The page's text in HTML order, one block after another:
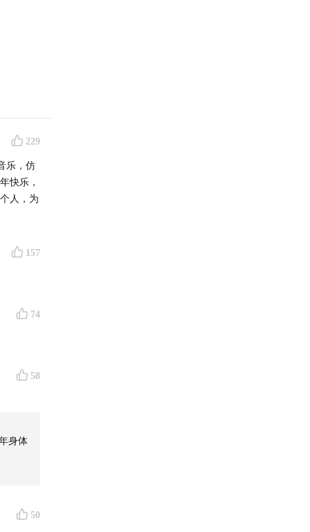
开始
229
乐，仿
快乐，
人，为
157
74
58
身体
50